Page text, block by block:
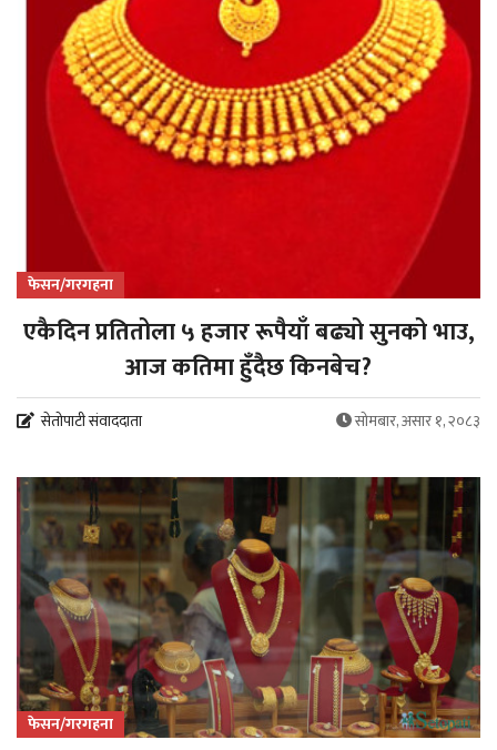
फेसन/गरगहना
एकैदिन प्रतितोला ५ हजार रूपैयाँ बढ्यो सुनको भाउ,
आज कतिमा हुँदैछ किनबेच?
सेतोपाटी संवाददाता सोमबार, असार १, २०८३
फेसन/गरगहना